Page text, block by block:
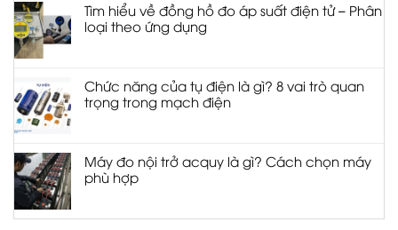
Tìm hiểu về đồng hồ đo áp suất điện tử – Phân
loại theo ứng dụng
Chức năng của tụ điện là gì? 8 vai trò quan
trọng trong mạch điện
Máy đo nội trở acquy là gì? Cách chọn máy
phù hợp